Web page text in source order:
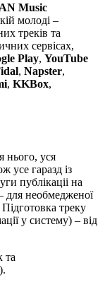
Music
молоді –
треків та
сервісах,
Play, YouTube
, Napster,
, KKBox,
нього, уся
усе гаразд із
публікаціі на
для необмедженої
треку
у систему) – від
та